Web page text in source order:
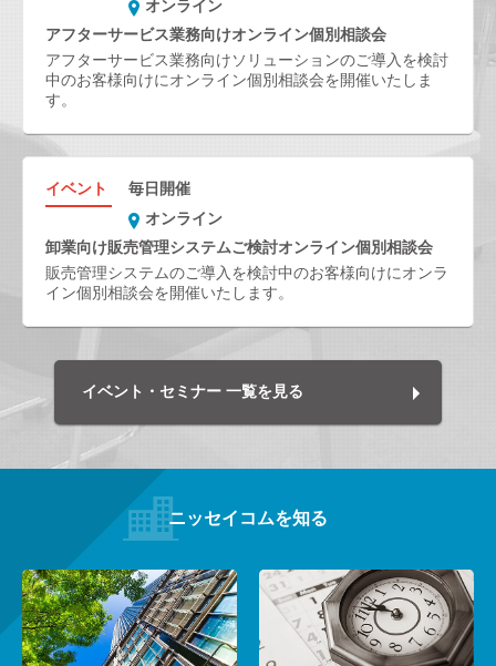
オンライン
アフターサービス業務向けオンライン個別相談会
アフターサービス業務向けソリューションのご導入を検討
中のお客様向けにオンライン個別相談会を開催いたしま
す。
イベント
毎日開催
オンライン
卸業向け販売管理システムご検討オンライン個別相談会
販売管理システムのご導入を検討中のお客様向けにオンラ
イン個別相談会を開催いたします。
イベント・セミナー 一覧を見る
ニッセイコムを知る